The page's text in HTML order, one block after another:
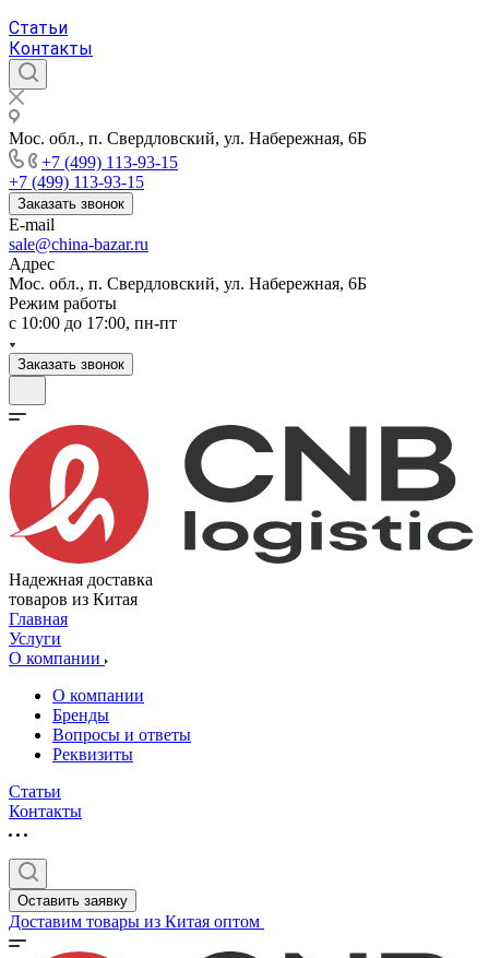
Статьи
Контакты
Мос. обл., п. Свердловский, ул. Набережная, 6Б
+7 (499) 113-93-15
+7 (499) 113-93-15
Заказать звонок
E-mail
sale@china-bazar.ru
Адрес
Мос. обл., п. Свердловский, ул. Набережная, 6Б
Режим работы
c 10:00 до 17:00, пн-пт
Заказать звонок
Надежная доставка
товаров из Китая
Главная
Услуги
О компании
О компании
Бренды
Вопросы и ответы
Реквизиты
Статьи
Контакты
Оставить заявку
Доставим товары из Китая оптом